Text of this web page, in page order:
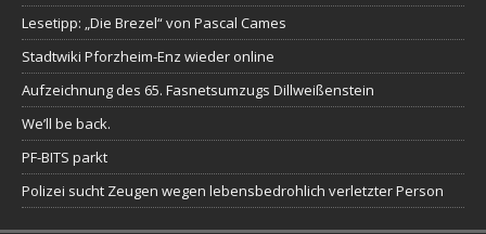
Lesetipp: „Die Brezel“ von Pascal Cames
Stadtwiki Pforzheim-Enz wieder online
Aufzeichnung des 65. Fasnetsumzugs Dillweißenstein
We’ll be back.
PF-BITS parkt
Polizei sucht Zeugen wegen lebensbedrohlich verletzter Person